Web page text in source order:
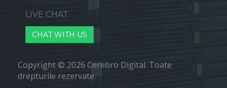
LIVE CHAT
CHAT WITH US
Copyright © 2026 Cerebro Digital. Toate
drepturile rezervate.